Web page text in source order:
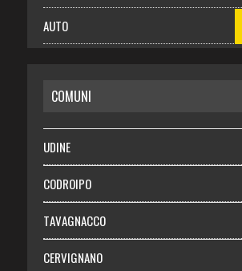
AUTO
RISPARMIO
SALUTE
Necrologie
Chi siamo
Abbonati
COMUNI
UDINE
CODROIPO
TAVAGNACCO
CERVIGNANO